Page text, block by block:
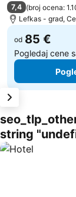
7,4 (broj ocena:
Lefkas - grad,
od 85 €
Pogledaj cene
string